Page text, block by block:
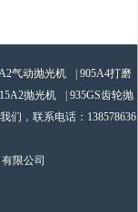
气动抛光机
905A4打磨
抛光机
935GS齿轮抛
们，联系电话： 138578636
限公司